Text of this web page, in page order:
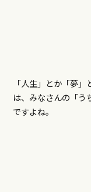
「人生」とか「夢
は、みなさんの「う
ですよね。